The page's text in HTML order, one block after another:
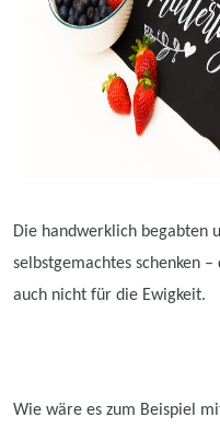
Die handwerklich begabten
selbstgemachtes schenken
auch nicht für die Ewigkeit.
Wie wäre es zum Beispiel